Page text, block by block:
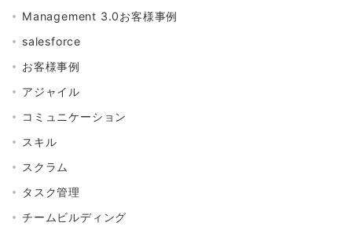
Management 3.0お客様事例
salesforce
お客様事例
アジャイル
コミュニケーション
スキル
スクラム
タスク管理
チームビルディング